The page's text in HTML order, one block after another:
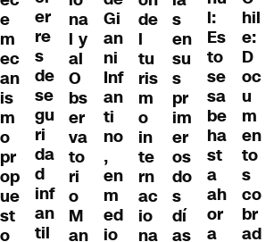
e
m
ec
an
is
m
o
pr
op
ue
st
o
er
re
s
de
se
gu
ri
da
d
inf
an
til
na
l y
al
O
bs
er
va
to
ri
o
M
an
Gi
an
ni
Inf
an
ti
no
,
en
m
ed
io
de
l
tu
ris
m
o
in
te
rn
ac
io
na
s
en
su
s
pr
im
er
os
do
s
dí
as
l:
Es
to
se
sa
be
ha
st
a
ah
or
a
hil
e:
D
oc
u
m
en
to
s
co
br
ad